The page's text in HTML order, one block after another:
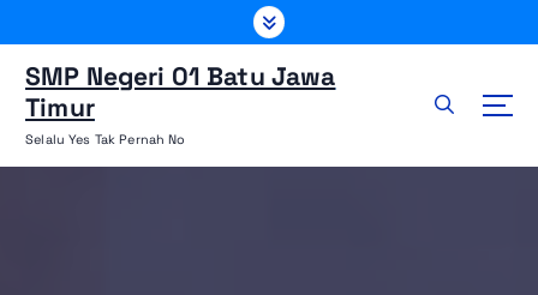
e
SMP Negeri 01 Batu Jawa
Timur
Selalu Yes Tak Pernah No